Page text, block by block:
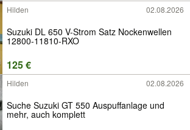
Hilden 02.08.2026
Suzuki DL 650 V-Strom Satz Nockenwellen
12800-11810-RXO
125 €
Hilden 02.08.2026
Suche Suzuki GT 550 Auspuffanlage und
mehr, auch komplett